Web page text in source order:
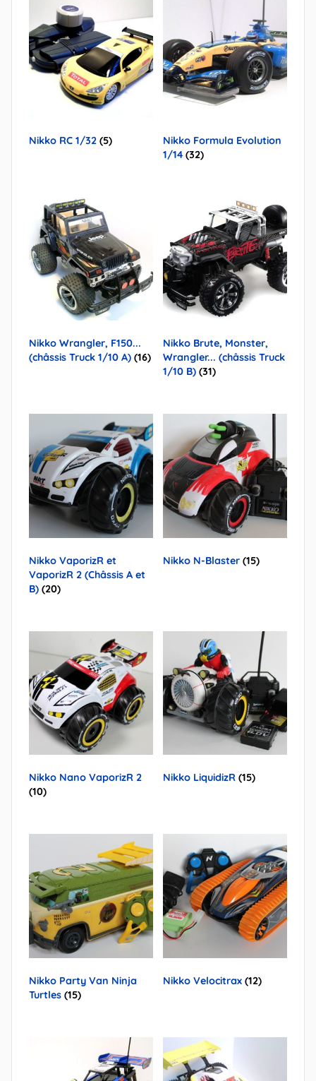
Nikko RC 1/32 (5)
Nikko Formula Evolution
1/14(32)
Nikko Wrangler, F150...
(châssis Truck 1/10 A) (16)
Nikko Brute, Monster,
Wrangler... (châssis Truck
1/10 B)(31)
Nikko VaporizR et
VaporizR 2 (Châssis A et
B) (20)
Nikko N-Blaster(15)
Nikko Nano VaporizR 2
(10)
Nikko LiquidizR(15)
Nikko Party Van Ninja
Turtles (15)
Nikko Velocitrax(12)